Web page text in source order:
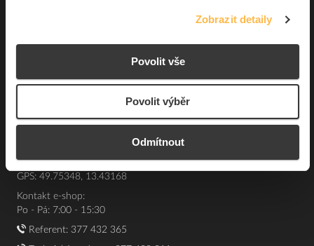
Zobrazit detaily
Povolit vše
Povolit výběr
Odmítnout
Elfetex, spol. s r.o.
Česká republika
DIČ: CZ40524485
GPS: 49.75348, 13.43168
Kontakt e-shop:
Po - Pá: 7:00 - 15:30
Referent: 377 432 365